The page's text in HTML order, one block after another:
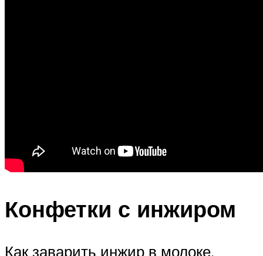
Конфетки с инжиром
Как заварить инжир в молоке,